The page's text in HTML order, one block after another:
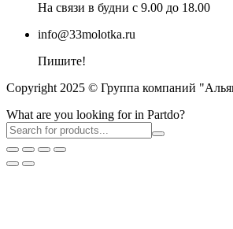
На связи в будни с 9.00 до 18.00
info@33molotka.ru
Пишите!
Copyright 2025 © Группа компаний
What are you looking for in Partdo?